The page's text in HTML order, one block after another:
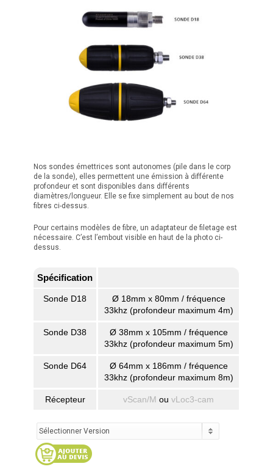
Nos sondes émettrices sont autonomes (pile dans le corp
de la sonde), elles permettent une émission à différente
profondeur et sont disponibles dans différents
diamètres/longueur. Elle se fixe simplement au bout de nos
fibres ci-dessus.
Pour certains modèles de fibre, un adaptateur de filetage est
nécessaire. C’est l’embout visible en haut de la photo ci-
dessus.
Spécification
Sonde D18
Ø 18mm x 80mm / fréquence
33khz (profondeur maximum 4m)
Sonde D38
Ø 38mm x 105mm / fréquence
33khz (profondeur maximum 5m)
Sonde D64
Ø 64mm x 186mm / fréquence
33khz (profondeur maximum 8m)
Récepteur vScan/M ou vLoc3-cam